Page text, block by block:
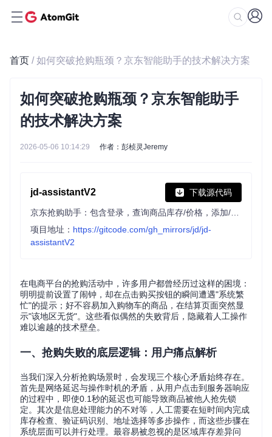
首页 / 如何突破抢购瓶颈？京东智能助手的技术解决方案
如何突破抢购瓶颈？京东智能助手
的技术解决方案
2026-05-06 10:14:29 作者：彭桢灵Jeremy
jd-assistantV2 下载源代码
项目地址： https://gitcode.com/gh_mirrors/jd/jd-
assistantV2
在电商平台的抢购活动中，许多用户都曾经历过这样的困境：
明明提前设置了闹钟，却在点击购买按钮的瞬间遭遇"系统繁
忙"的提示；好不容易加入购物车的商品，在结算页面突然显
示"该地区无货"。这些看似偶然的失败背后，隐藏着人工操作
难以逾越的技术壁垒。
一、抢购失败的底层逻辑：用户痛点解析
当我们深入分析抢购场景时，会发现三个核心矛盾始终存在。
首先是网络延迟与操作时机的矛盾，从用户点击到服务器响应
的过程中，即使0.1秒的延迟也可能导致商品被他人抢先锁
定。其次是信息处理能力的不对等，人工需要在短时间内完成
库存检查、验证码识别、地址选择等多步操作，而这些步骤在
系统层面可以并行处理。最容易被忽视的是区域库存差异问